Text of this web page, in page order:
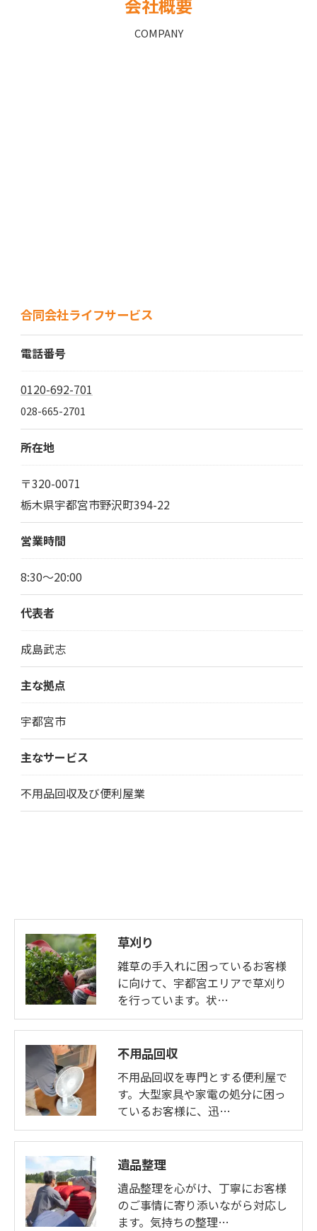
会社概要
COMPANY
合同会社ライフサービス
電話番号
0120-692-701
028-665-2701
所在地
〒320-0071
栃木県宇都宮市野沢町394-22
営業時間
8:30～20:00
代表者
成島武志
主な拠点
宇都宮市
主なサービス
不用品回収及び便利屋業
草刈り
雑草の手入れに困っているお客様
に向けて、宇都宮エリアで草刈り
を行っています。状…
不用品回収
不用品回収を専門とする便利屋で
す。大型家具や家電の処分に困っ
ているお客様に、迅…
遺品整理
遺品整理を心がけ、丁寧にお客様
のご事情に寄り添いながら対応し
ます。気持ちの整理…